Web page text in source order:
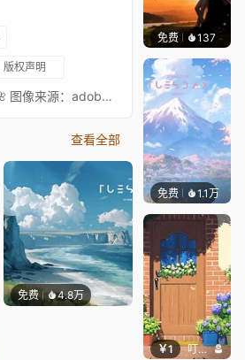
版权声明
😊⭐ 感谢您的陪伴！ 🌺 图像来源：adobe stock（可商用素材平台）
查看全部
免费 4.8万
免费 137渔小小
免费 1.1万
￥1 叮叮当当